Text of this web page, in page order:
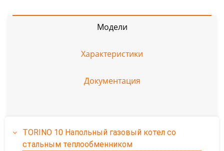
Модели
Характеристики
Документация
TORINO 10 Напольный газовый котел со
стальным теплообменником